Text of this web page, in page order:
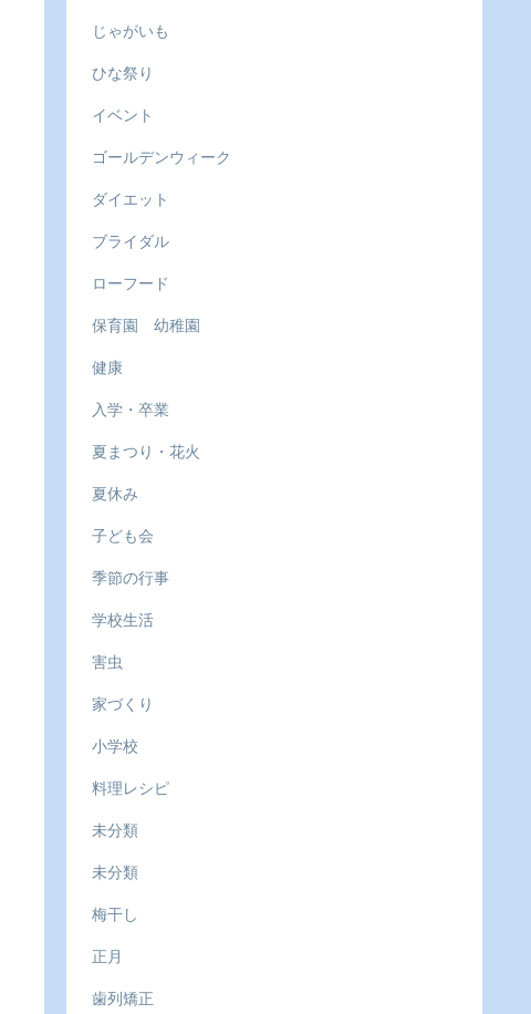
じゃがいも
ひな祭り
イベント
ゴールデンウィーク
ダイエット
ブライダル
ローフード
保育園 幼稚園
健康
入学・卒業
夏まつり・花火
夏休み
子ども会
季節の行事
学校生活
害虫
家づくり
小学校
料理レシピ
未分類
未分類
梅干し
正月
歯列矯正